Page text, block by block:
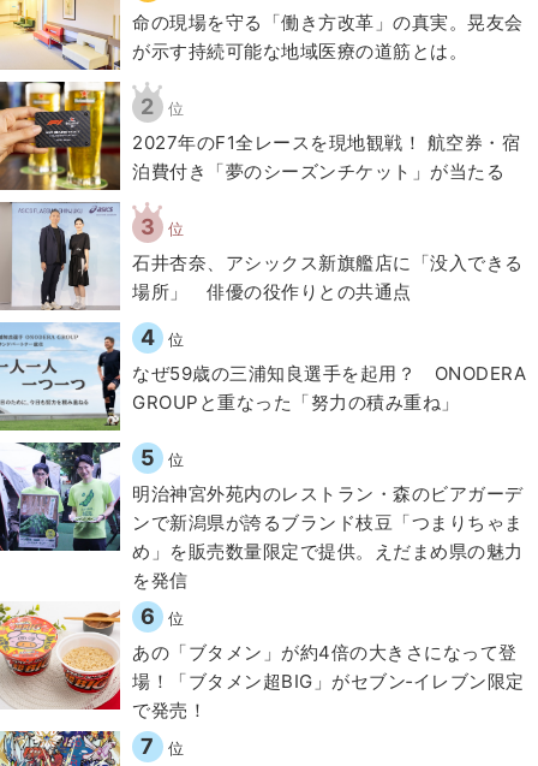
​命の現場を守る「働き方改革」の真実。晃友会
が示す持続可能な地域医療の道筋とは。
2 位
2027年のF1全レースを現地観戦！ 航空券・宿
泊費付き「夢のシーズンチケット」が当たる
3 位
石井杏奈、アシックス新旗艦店に「没入できる
場所」 俳優の役作りとの共通点
4 位
なぜ59歳の三浦知良選手を起用？ ONODERA
GROUPと重なった「努力の積み重ね」
5 位
明治神宮外苑内のレストラン・森のビアガーデ
ンで新潟県が誇るブランド枝豆「つまりちゃま
め」を販売数量限定で提供。えだまめ県の魅力
を発信
6 位
あの「ブタメン」が約4倍の大きさになって登
場！「ブタメン超BIG」がセブン‐イレブン限定
で発売！
7 位